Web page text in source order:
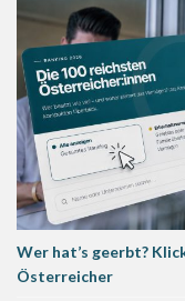
Wer hat’s geerbt?
Österreicher